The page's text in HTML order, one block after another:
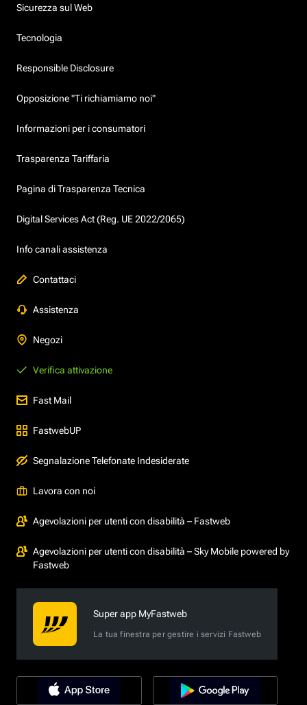
Sicurezza sul Web
Tecnologia
Responsible Disclosure
Opposizione "Ti richiamiamo noi"
Informazioni per i consumatori
Trasparenza Tariffaria
Pagina di Trasparenza Tecnica
Digital Services Act (Reg. UE 2022/2065)
Info canali assistenza
Contattaci
Assistenza
Negozi
Verifica attivazione
Fast Mail
FastwebUP
Segnalazione Telefonate Indesiderate
Lavora con noi
Agevolazioni per utenti con disabilità – Fastweb
Agevolazioni per utenti con disabilità – Sky Mobile powered by
Fastweb
Super app MyFastweb
La tua finestra per gestire i servizi Fastweb